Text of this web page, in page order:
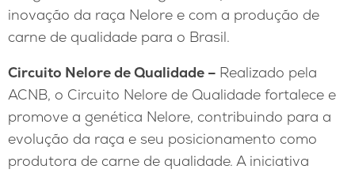
inovação da raça Nelore e com a produção de
carne de qualidade para o Brasil.
Circuito Nelore de Qualidade – Realizado pela
ACNB, o Circuito Nelore de Qualidade fortalece e
promove a genética Nelore, contribuindo para a
evolução da raça e seu posicionamento como
produtora de carne de qualidade. A iniciativa